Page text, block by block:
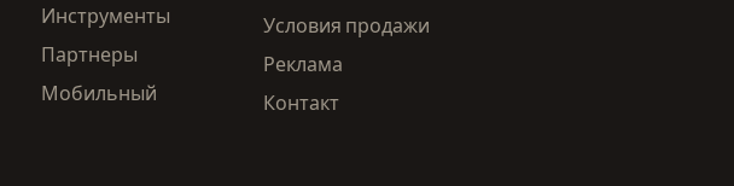
Инструменты
Партнеры
Мобильный
Условия продажи
Реклама
Контакт